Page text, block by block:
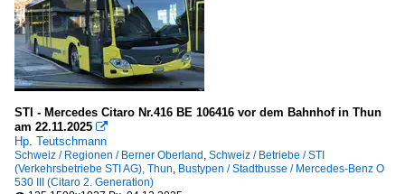
STI - Mercedes Citaro Nr.416 BE 106416 vor dem Bahnhof in Thun
am 22.11.2025 
Hp. Teutschmann
Schweiz / Regionen / Berner Oberland , Schweiz / Betriebe / STI
(Verkehrsbetriebe STI AG), Thun, Bustypen / Stadtbusse / Mercedes-Benz O
530 III (Citaro 2. Generation)